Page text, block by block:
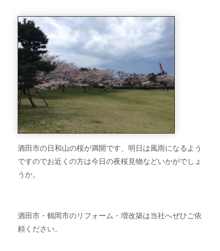
酒田市の日和山の桜が満開です、明日は風雨になるよう
ですのでお近くの方は今日の夜桜見物などいかがでしょ
うか。
酒田市・鶴岡市のリフォーム・増改築は当社へぜひご依
頼ください。